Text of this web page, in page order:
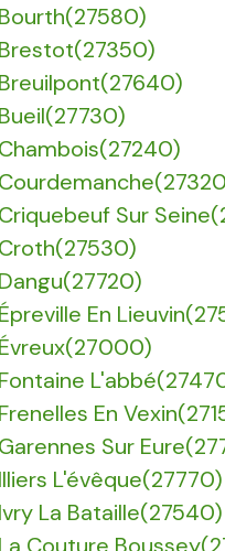
Sur
En
En
Sur
L'évêque(27770)
La Bataille(27540)